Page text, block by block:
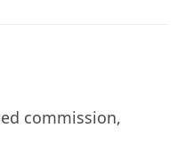
commission,